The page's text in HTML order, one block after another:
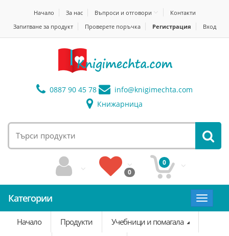
Начало За нас Въпроси и отговори
Контакти
Запитване за продукт
Проверете поръчка Регистрация Вход
0887 90 45 78 info@knigimechta.com
Книжарница
0
0
Категории
Toggle
Начало
Продукти Учебници и помагала